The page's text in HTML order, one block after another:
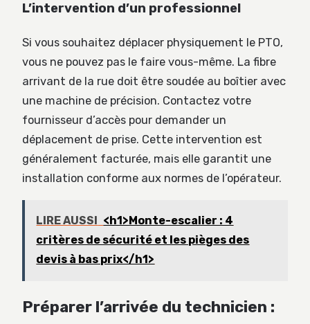
L’intervention d’un professionnel
Si vous souhaitez déplacer physiquement le PTO,
vous ne pouvez pas le faire vous-même. La fibre
arrivant de la rue doit être soudée au boîtier avec
une machine de précision. Contactez votre
fournisseur d’accès pour demander un
déplacement de prise. Cette intervention est
généralement facturée, mais elle garantit une
installation conforme aux normes de l’opérateur.
LIRE AUSSI
<h1>Monte-escalier : 4
critères de sécurité et les pièges des
devis à bas prix</h1>
Préparer l’arrivée du technicien :